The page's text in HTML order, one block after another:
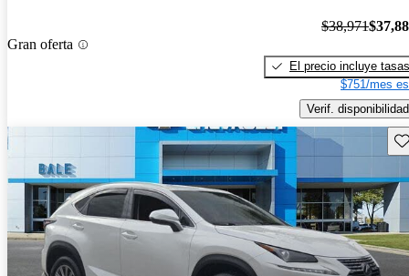
Gran oferta
$38,971
El precio incluye tasas
$751/mes
Verif. disponibilidad